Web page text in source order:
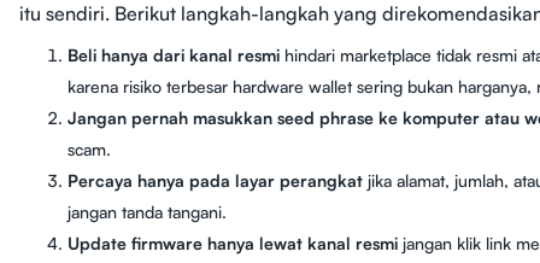
itu sendiri. Berikut langkah-langkah yang
Beli hanya dari kanal resmi hindari marketplace tidak resmi
karena risiko terbesar hardware wallet sering bukan
Jangan pernah masukkan seed phrase ke komputer atau
scam.
Percaya hanya pada layar perangkat jika alamat, jumlah,
jangan tanda tangani.
Update firmware hanya lewat kanal resmi jangan klik link